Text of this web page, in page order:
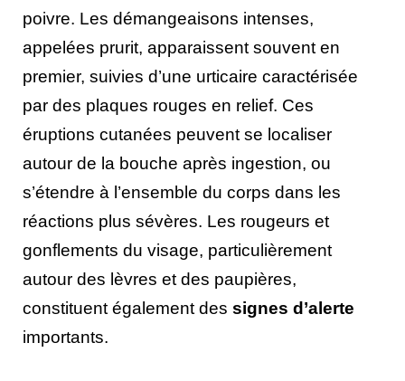
poivre. Les démangeaisons intenses,
appelées prurit, apparaissent souvent en
premier, suivies d’une urticaire caractérisée
par des plaques rouges en relief. Ces
éruptions cutanées peuvent se localiser
autour de la bouche après ingestion, ou
s’étendre à l’ensemble du corps dans les
réactions plus sévères. Les rougeurs et
gonflements du visage, particulièrement
autour des lèvres et des paupières,
constituent également des signes d’alerte
importants.